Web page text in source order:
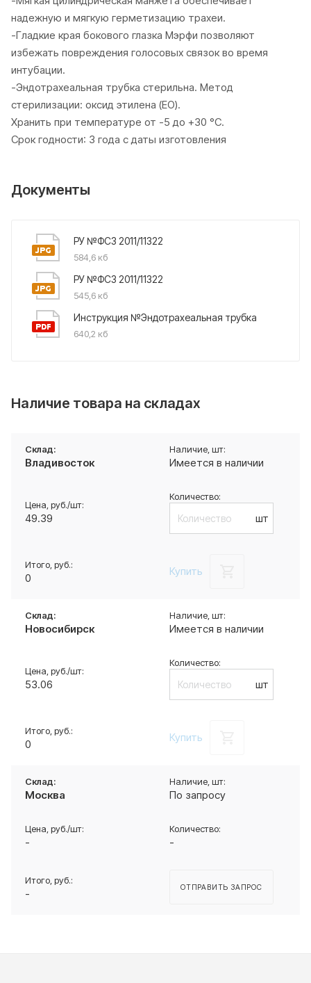
надежную и мягкую герметизацию трахеи.
-Гладкие края бокового глазка Мэрфи позволяют
избежать повреждения голосовых связок во время
интубации.
-Эндотрахеальная трубка стерильна. Метод
стерилизации: оксид этилена (ЕО).
Хранить при температуре от -5 до +30 °C.
Срок годности: 3 года с даты изготовления
Документы
РУ №ФСЗ 2011/11322
584,6 кб
РУ №ФСЗ 2011/11322
545,6 кб
Инструкция №Эндотрахеальная трубка
640,2 кб
Наличие товара на складах
Владивосток Имеется в наличии
49.39 шт
0 Купить
Новосибирск Имеется в наличии
53.06 шт
0 Купить
Москва По запросу
- -
- ОТПРАВИТЬ ЗАПРОС